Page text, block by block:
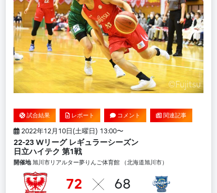
試合結果 レポート コメント 関連記事
2022年12月10日(土曜日) 13:00〜
22-23 Wリーグ レギュラーシーズン
日立ハイテク 第1戦
開催地旭川市リアルター夢りんご体育館 （北海道旭川市）
72 68